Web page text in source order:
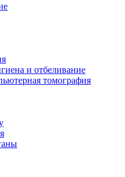
и отбеливание
томография